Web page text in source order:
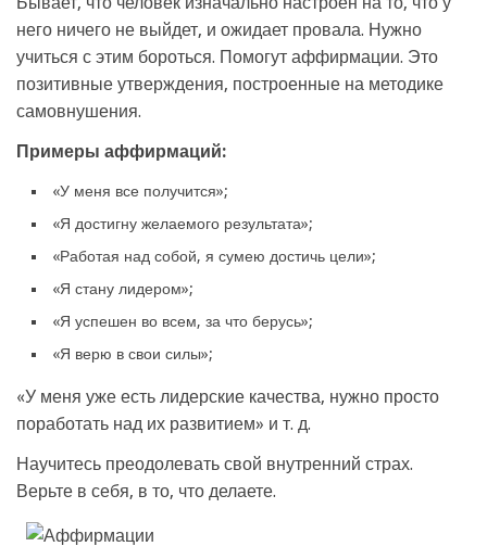
него ничего не выйдет, и ожидает провала. Нужно
учиться с этим бороться. Помогут аффирмации. Это
позитивные утверждения, построенные на методике
самовнушения.
Примеры аффирмаций:
«У меня все получится»;
«Я достигну желаемого результата»;
«Работая над собой, я сумею достичь цели»;
«Я стану лидером»;
«Я успешен во всем, за что берусь»;
«Я верю в свои силы»;
«У меня уже есть лидерские качества, нужно просто
поработать над их развитием» и т. д.
Научитесь преодолевать свой внутренний страх.
Верьте в себя, в то, что делаете.